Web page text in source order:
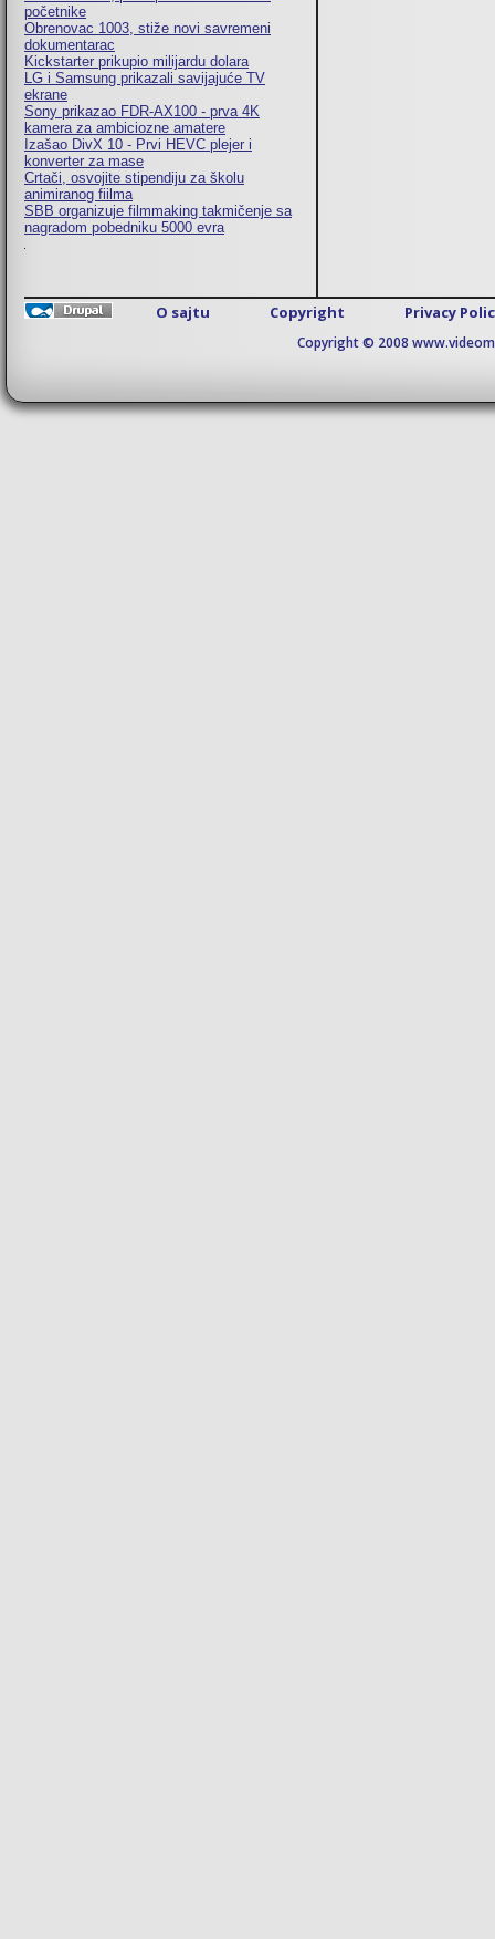
početnike
Obrenovac 1003, stiže novi savremeni
dokumentarac
Kickstarter prikupio milijardu dolara
LG i Samsung prikazali savijajuće TV
ekrane
Sony prikazao FDR-AX100 - prva 4K
kamera za ambiciozne amatere
Izašao DivX 10 - Prvi HEVC plejer i
konverter za mase
Crtači, osvojite stipendiju za školu
animiranog fiilma
SBB organizuje filmmaking takmičenje sa
nagradom pobedniku 5000 evra
O sajtu Copyright Privacy
Copyright © 2008